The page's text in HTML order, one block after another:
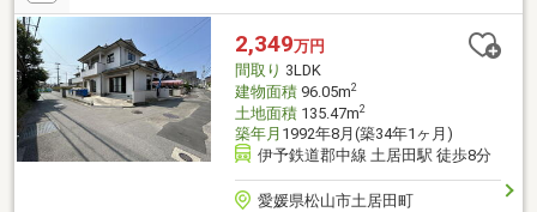
2,349万円
間取り 3LDK
建物面積96.05m2
土地面積135.47m2
築年月 1992年8月(築34年1ヶ月)
伊予鉄道郡中線 土居田駅 徒歩8分
愛媛県松山市土居田町